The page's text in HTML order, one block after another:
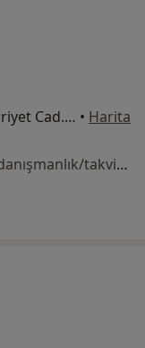
Rüzgarlı Bahçe Mahallesi Cumhuriyet Cad. No:24 Kavacık, Beykoz • Harita
Bu uzman ilgili adres için online danışmanlık/takvim sunmuyor.